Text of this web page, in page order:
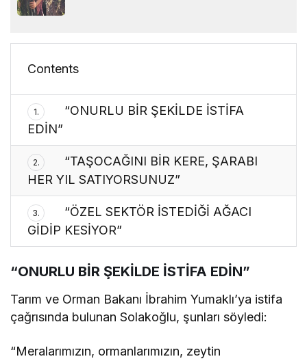
Contents
1.
“ONURLU BİR ŞEKİLDE İSTİFA
EDİN”
2.
“TAŞOCAĞINI BİR KERE, ŞARABI
HER YIL SATIYORSUNUZ”
3.
“ÖZEL SEKTÖR İSTEDİĞİ AĞACI
GİDİP KESİYOR”
“ONURLU BİR ŞEKİLDE İSTİFA EDİN”
Tarım ve Orman Bakanı İbrahim Yumaklı’ya istifa
çağrısında bulunan Solakoğlu, şunları söyledi:
“Meralarımızın, ormanlarımızın, zeytin